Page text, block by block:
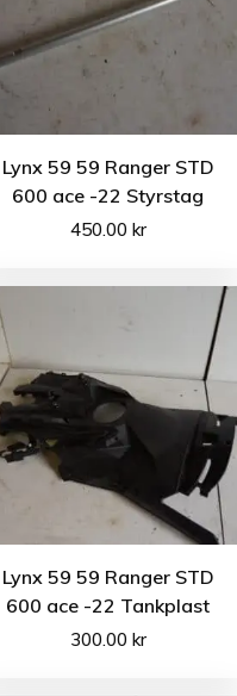
Lynx 59 59 Ranger STD
600 ace -22 Styrstag
450.00 kr
Lynx 59 59 Ranger STD
600 ace -22 Tankplast
300.00 kr